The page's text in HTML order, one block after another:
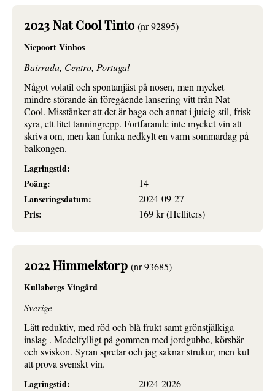
2023 Nat Cool Tinto (nr 92895)
Niepoort Vinhos
Bairrada, Centro, Portugal
Något volatil och spontanjäst på nosen, men mycket
mindre störande än föregående lansering vitt från Nat
Cool. Misstänker att det är baga och annat i juicig stil, frisk
syra, ett litet tanningrepp. Fortfarande inte mycket vin att
skriva om, men kan funka nedkylt en varm sommardag på
balkongen.
Lagringstid:
Poäng:
14
Lanseringsdatum:
2024-09-27
Pris:
169 kr (Helliters)
2022 Himmelstorp (nr 93685)
Kullabergs Vingård
Sverige
Lätt reduktiv, med röd och blå frukt samt grönstjälkiga
inslag . Medelfylligt på gommen med jordgubbe, körsbär
och sviskon. Syran spretar och jag saknar strukur, men kul
att prova svenskt vin.
Lagringstid:
2024-2026